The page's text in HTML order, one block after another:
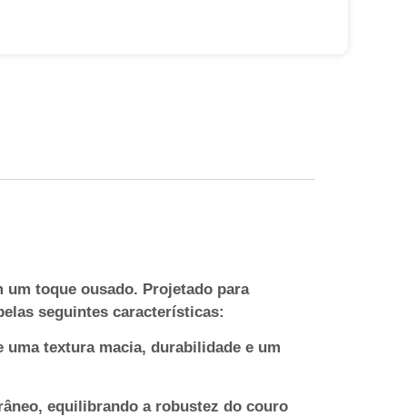
um toque ousado. Projetado para
seguintes características:
textura macia, durabilidade e um
equilibrando a robustez do couro